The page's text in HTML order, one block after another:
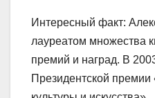
Интересный факт:
лауреатом множества
премий и наград. В
Президентской премии